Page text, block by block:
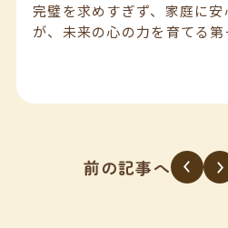
完璧を求めすぎず、家庭に
が、未来の心の力を育てる第
前の記事へ